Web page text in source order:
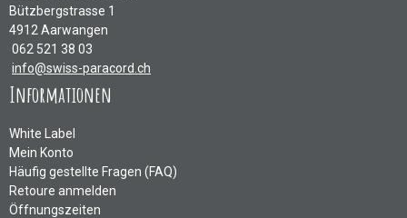
Bützbergstrasse 1
4912 Aarwangen
062 521 38 03
info@swiss-paracord.ch
Informationen
White Label
Mein Konto
Häufig gestellte Fragen (FAQ)
Retoure anmelden
Öffnungszeiten